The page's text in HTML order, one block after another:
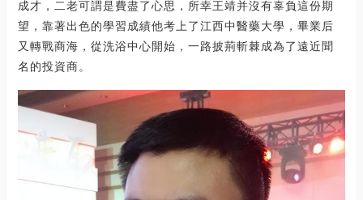
成才，二老可謂是費盡了心思，所幸王靖并沒有辜負這份期
望，靠著出色的學習成績他考上了江西中醫藥大學，畢業后
又轉戰商海，從洗浴中心開始，一路披荊斬棘成為了遠近聞
名的投資商。